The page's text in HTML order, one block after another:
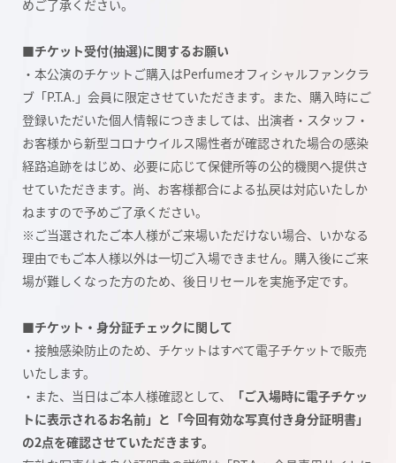
めご了承ください。
■チケット受付(抽選)に関するお願い
・本公演のチケットご購入はPerfumeオフィシャルファンクラ
ブ「P.T.A.」会員に限定させていただきます。また、購入時にご
登録いただいた個人情報につきましては、出演者・スタッフ・
お客様から新型コロナウイルス陽性者が確認された場合の感染
経路追跡をはじめ、必要に応じて保健所等の公的機関へ提供さ
せていただきます。尚、お客様都合による払戻は対応いたしか
ねますので予めご了承ください。
※ご当選されたご本人様がご来場いただけない場合、いかなる
理由でもご本人様以外は一切ご入場できません。購入後にご来
場が難しくなった方のため、後日リセールを実施予定です。
■チケット・身分証チェックに関して
・接触感染防止のため、チケットはすべて電子チケットで販売
いたします。
・また、当日はご本人様確認として、
「ご入場時に電子チケッ
トに表示されるお名前」と「今回有効な写真付き身分証明書」
の2点を確認させていただきます。